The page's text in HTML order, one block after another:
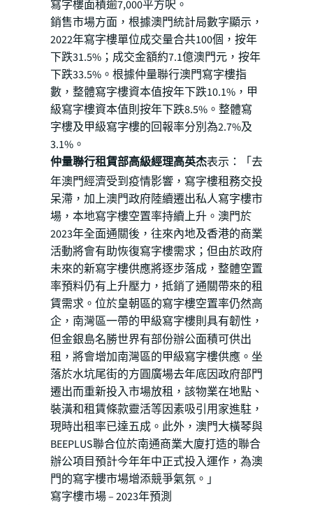
寫字樓面積逾7,000平方呎。
銷售市場方面，根據澳門統計局數字顯示，
2022年寫字樓單位成交量合共100個，按年
下跌31.5%；成交金額約7.1億澳門元，按年
下跌33.5%。根據仲量聯行澳門寫字樓指
數，整體寫字樓資本值按年下跌10.1%，甲
級寫字樓資本值則按年下跌8.5%。整體寫
字樓及甲級寫字樓的回報率分別為2.7%及
3.1%。
仲量聯行租賃部高級經理高英杰表示：「去
年澳門經濟受到疫情影響，寫字樓租務交投
呆滯，加上澳門政府陸續遷出私人寫字樓市
場，本地寫字樓空置率持續上升。澳門於
2023年全面通關後，往來內地及香港的商業
活動將會有助恢復寫字樓需求；但由於政府
未來的新寫字樓供應將逐步落成，整體空置
率預料仍有上升壓力，抵銷了通關帶來的租
賃需求。位於皇朝區的寫字樓空置率仍然高
企，南灣區一帶的甲級寫字樓則具有韌性 ，
但金銀島名勝世界有部份辦公面積可供出
租，將會增加南灣區的甲級寫字樓供應。坐
落於水坑尾街的方圓廣場去年底因政府部門
遷出而重新投入市場放租，該物業在地點、
裝潢和租賃條款靈活等因素吸引用家進駐，
現時出租率已達五成。此外，澳門大橫琴與
BEEPLUS聯合位於南通商業大廈打造的聯合
辦公項目預計今年年中正式投入運作，為澳
門的寫字樓市場增添競爭氣氛。」
寫字樓市場 – 2023年預測